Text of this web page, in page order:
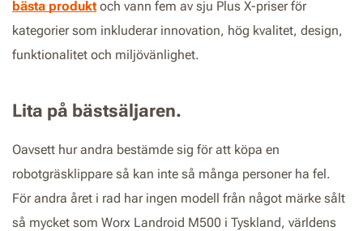
bästa produkt och vann fem av sju Plus X-priser för
kategorier som inkluderar innovation, hög kvalitet, design,
funktionalitet och miljövänlighet.
Lita på bästsäljaren.
Oavsett hur andra bestämde sig för att köpa en
robotgräsklippare så kan inte så många personer ha fel.
För andra året i rad har ingen modell från något märke sålt
så mycket som Worx Landroid M500 i Tyskland, världens